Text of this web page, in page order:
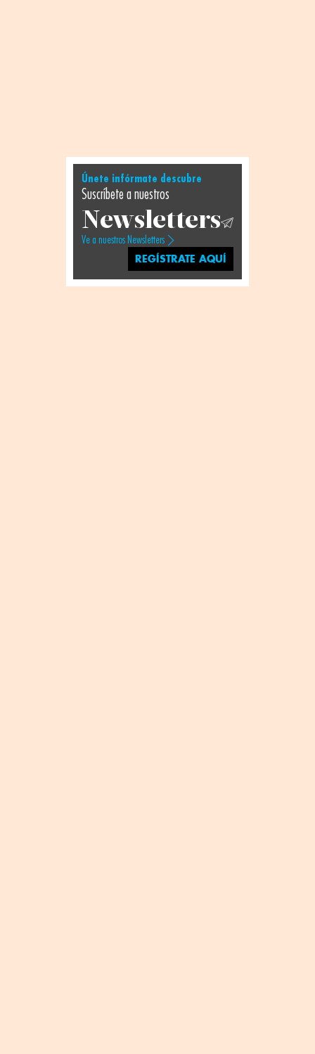
Únete infórmate descubre
Suscríbete a nuestros
Newsletters
Ve a nuestros Newsletters
REGÍSTRATE AQUÍ